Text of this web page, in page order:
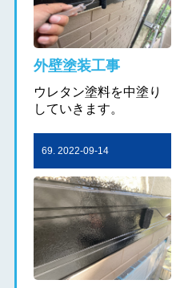
外壁塗装工事
ウレタン塗料を中塗り
していきます。
69. 2022-09-14